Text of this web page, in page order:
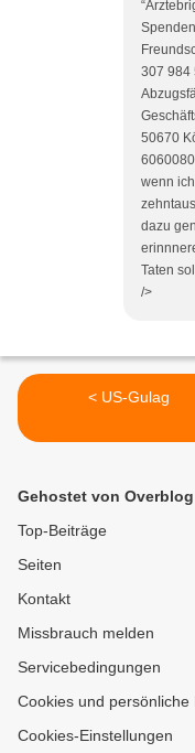
307 984
50670
wenn
dazu
Taten
/>
< US-Gulag
Gehostet von Overblog
Top-Beiträge
Seiten
Kontakt
Missbrauch melden
Servicebedingungen
Cookies und persönliche
Cookies-Einstellungen